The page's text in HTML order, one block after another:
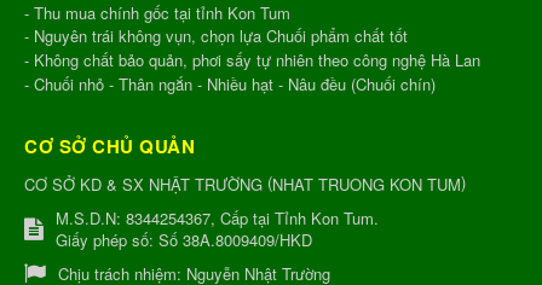
- Thu mua chính gốc tại tỉnh Kon Tum
- Nguyên trái không vụn, chọn lựa Chuối phẩm chất tốt
- Không chất bảo quản, phơi sấy tự nhiên theo công nghệ Hà Lan
- Chuối nhỏ - Thân ngắn - Nhiều hạt - Nâu đều (Chuối chín)
CƠ SỞ CHỦ QUẢN
CƠ SỞ KD & SX NHẬT TRƯỜNG (NHAT TRUONG KON TUM)
M.S.D.N: 8344254367, Cấp tại Tỉnh Kon Tum.
Giấy phép số: Số 38A.8009409/HKD
Chịu trách nhiệm: Nguyễn Nhật Trường